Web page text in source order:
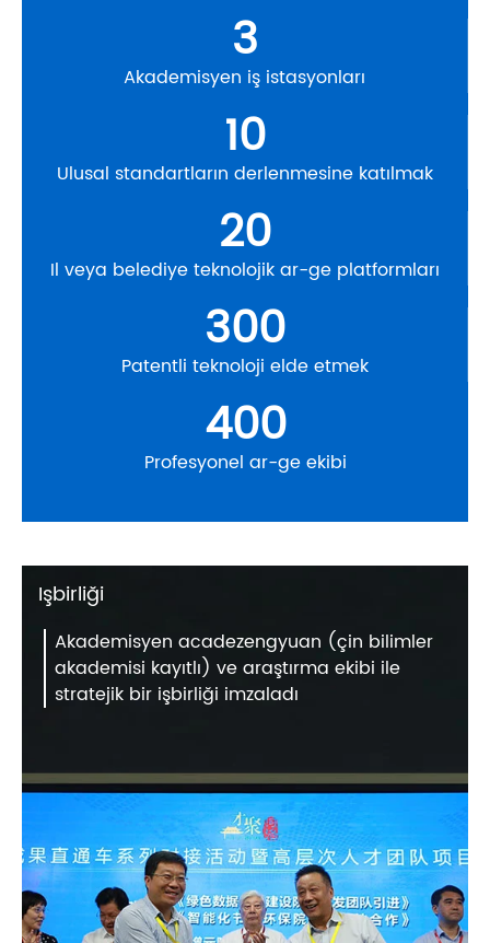
3
Akademisyen iş istasyonları
10
Ulusal standartların derlenmesine katılmak
20
Il veya belediye teknolojik ar-ge platformları
300
Patentli teknoloji elde etmek
400
Profesyonel ar-ge ekibi
Işbirliği
Akademisyen acadezengyuan (çin bilimler
akademisi kayıtlı) ve araştırma ekibi ile
stratejik bir işbirliği imzaladı